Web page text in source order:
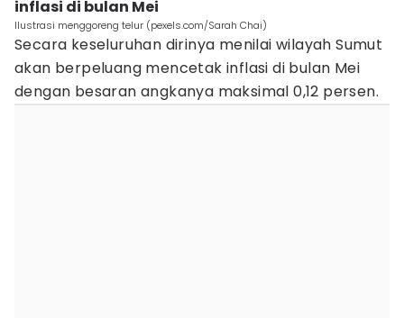
inflasi di bulan Mei
Ilustrasi menggoreng telur (pexels.com/Sarah Chai)
Secara keseluruhan dirinya menilai wilayah Sumut
akan berpeluang mencetak inflasi di bulan Mei
dengan besaran angkanya maksimal 0,12 persen.